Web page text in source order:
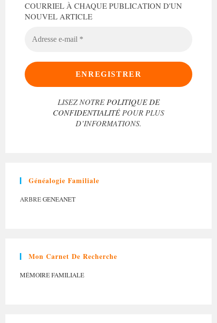
COURRIEL À CHAQUE PUBLICATION D'UN
NOUVEL ARTICLE
LISEZ NOTRE POLITIQUE DE
CONFIDENTIALITÉ POUR PLUS
D’INFORMATIONS.
Généalogie Familiale
ARBREGENEANET
Mon Carnet De Recherche
MÉMOIRE FAMILIALE